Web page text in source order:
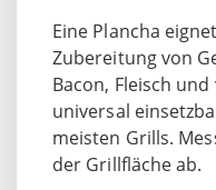
Eine Plancha
Zubereitung von
Bacon, Fleisch
universal
meisten Grills.
der Grillfläche ab.